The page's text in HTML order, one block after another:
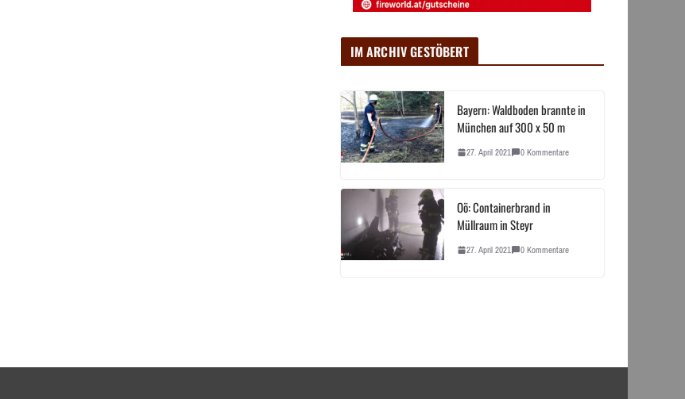
IM ARCHIV GESTÖBERT
Bayern: Waldboden brannte in
München auf 300 x 50 m
27. April 2021 0 Kommentare
Oö: Containerbrand in
Müllraum in Steyr
27. April 2021 0 Kommentare